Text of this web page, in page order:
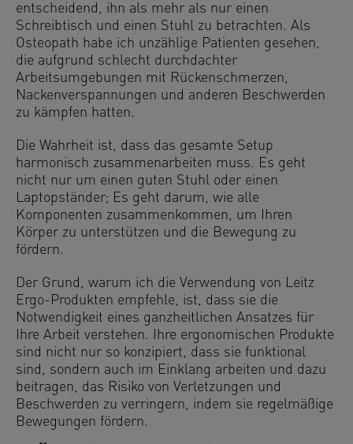
entscheidend, ihn als mehr als nur einen
Schreibtisch und einen Stuhl zu betrachten. Als
Osteopath habe ich unzählige Patienten gesehen,
die aufgrund schlecht durchdachter
Arbeitsumgebungen mit Rückenschmerzen,
Nackenverspannungen und anderen Beschwerden
zu kämpfen hatten.
Die Wahrheit ist, dass das gesamte Setup
harmonisch zusammenarbeiten muss. Es geht
nicht nur um einen guten Stuhl oder einen
Laptopständer; Es geht darum, wie alle
Komponenten zusammenkommen, um Ihren
Körper zu unterstützen und die Bewegung zu
fördern.
Der Grund, warum ich die Verwendung von Leitz
Ergo-Produkten empfehle, ist, dass sie die
Notwendigkeit eines ganzheitlichen Ansatzes für
Ihre Arbeit verstehen. Ihre ergonomischen Produkte
sind nicht nur so konzipiert, dass sie funktional
sind, sondern auch im Einklang arbeiten und dazu
beitragen, das Risiko von Verletzungen und
Beschwerden zu verringern, indem sie regelmäßige
Bewegungen fördern.